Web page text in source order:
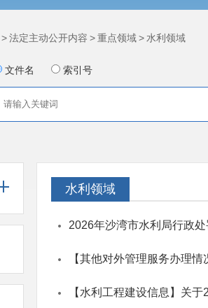
>法定主动公开内容 >重点领域> 水利领域
文件名 索引号
水利领域
2026年沙湾市水利局行政
【其他对外管理服务办理
【水利工程建设信息】关